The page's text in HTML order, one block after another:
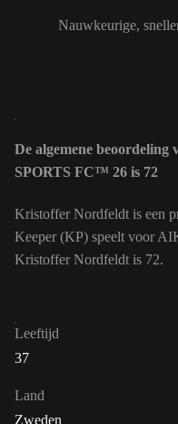
Nauwkeurige,
De algemene
SPORTS FC™ 26 is 72
Kristoffer Nordfeldt is een
Keeper (KP) speelt voor
Kristoffer Nordfeldt is 72.
Leeftijd
37
Land
Zweden